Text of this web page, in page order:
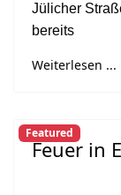
Jülicher
bereits
Weiterlesen ...
Featured
Feuer in